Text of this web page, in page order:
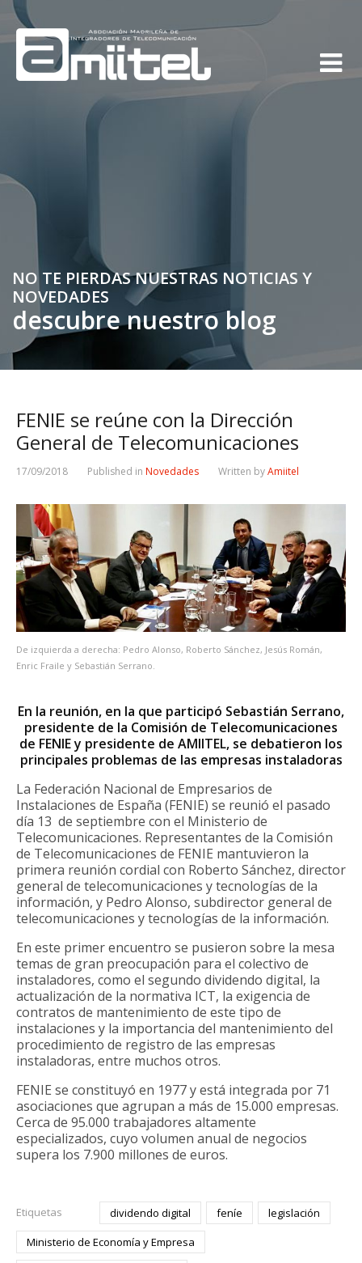
NO TE PIERDAS NUESTRAS NOTICIAS Y
NOVEDADES
descubre nuestro blog
FENIE se reúne con la Dirección
General de Telecomunicaciones
17/09/2018 Published in Novedades Written byAmiitel
De izquierda a derecha: Pedro Alonso, Roberto Sánchez, Jesús Román,
Enric Fraile y Sebastián Serrano.
En la reunión, en la que participó Sebastián Serrano,
presidente de la Comisión de Telecomunicaciones
de FENIE y presidente de AMIITEL, se debatieron los
principales problemas de las empresas instaladoras
La Federación Nacional de Empresarios de
Instalaciones de España (FENIE) se reunió el pasado
día 13 de septiembre con el Ministerio de
Telecomunicaciones. Representantes de la Comisión
de Telecomunicaciones de FENIE mantuvieron la
primera reunión cordial con Roberto Sánchez, director
general de telecomunicaciones y tecnologías de la
información, y Pedro Alonso, subdirector general de
telecomunicaciones y tecnologías de la información.
En este primer encuentro se pusieron sobre la mesa
temas de gran preocupación para el colectivo de
instaladores, como el segundo dividendo digital, la
actualización de la normativa ICT, la exigencia de
contratos de mantenimiento de este tipo de
instalaciones y la importancia del mantenimiento del
procedimiento de registro de las empresas
instaladoras, entre muchos otros.
FENIE se constituyó en 1977 y está integrada por 71
asociaciones que agrupan a más de 15.000 empresas.
Cerca de 95.000 trabajadores altamente
especializados, cuyo volumen anual de negocios
supera los 7.900 millones de euros.
Etiquetas dividendo digital feníe
legislación
Ministerio de Economía y Empresa